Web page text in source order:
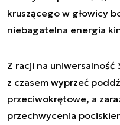
kruszącego w głowicy
niebagatelna energia
Z racji na uniwersalność
z czasem wyprzeć
przeciwokrętowe, a
przechwycenia